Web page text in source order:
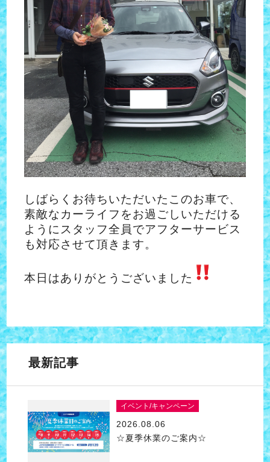
しばらくお待ちいただいたこのお車で、
素敵なカーライフをお過ごしいただける
ようにスタッフ全員でアフターサービス
も対応させて頂きます。
本日はありがとうございました
最新記事
イベント/キャンペーン
2026.08.06
☆夏季休業のご案内☆